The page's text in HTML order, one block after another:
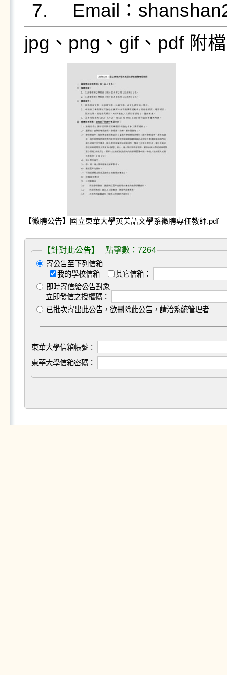
jpg、png、gif、pdf 附
【徵聘公告】國立東華大學英美語文學系徵聘專任教師.pdf
【針對此公告】 點擊數：7264
寄公告至下列信箱
我的學校信箱
其它信箱：
即時寄信給公告對象
立即發信之授權碼：
已批次寄出此公告，欲刪除此公告，請洽系統管理者
東華大學信箱帳號：
東華大學信箱密碼：